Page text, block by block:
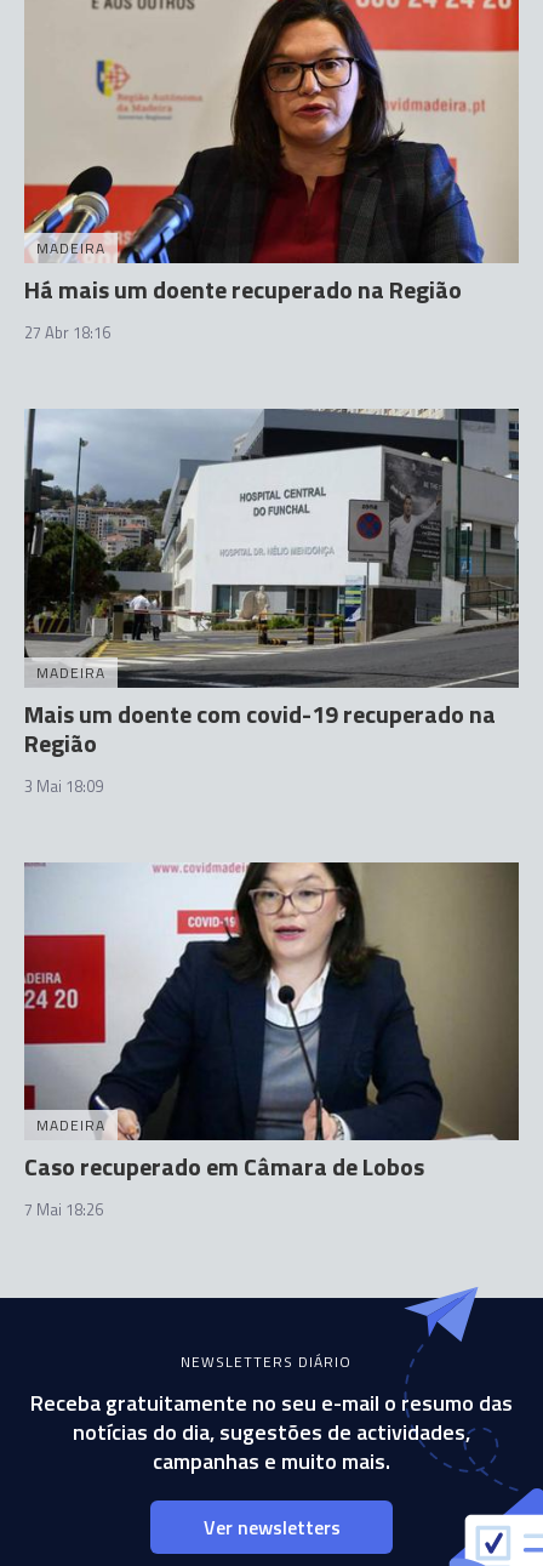
MADEIRA
Há mais um doente recuperado na Região
27 Abr 18:16
MADEIRA
Mais um doente com covid-19 recuperado na
Região
3 Mai 18:09
MADEIRA
Caso recuperado em Câmara de Lobos
7 Mai 18:26
NEWSLETTERS DIÁRIO
Receba gratuitamente no seu e-mail o resumo das
notícias do dia, sugestões de actividades,
campanhas e muito mais.
Ver newsletters